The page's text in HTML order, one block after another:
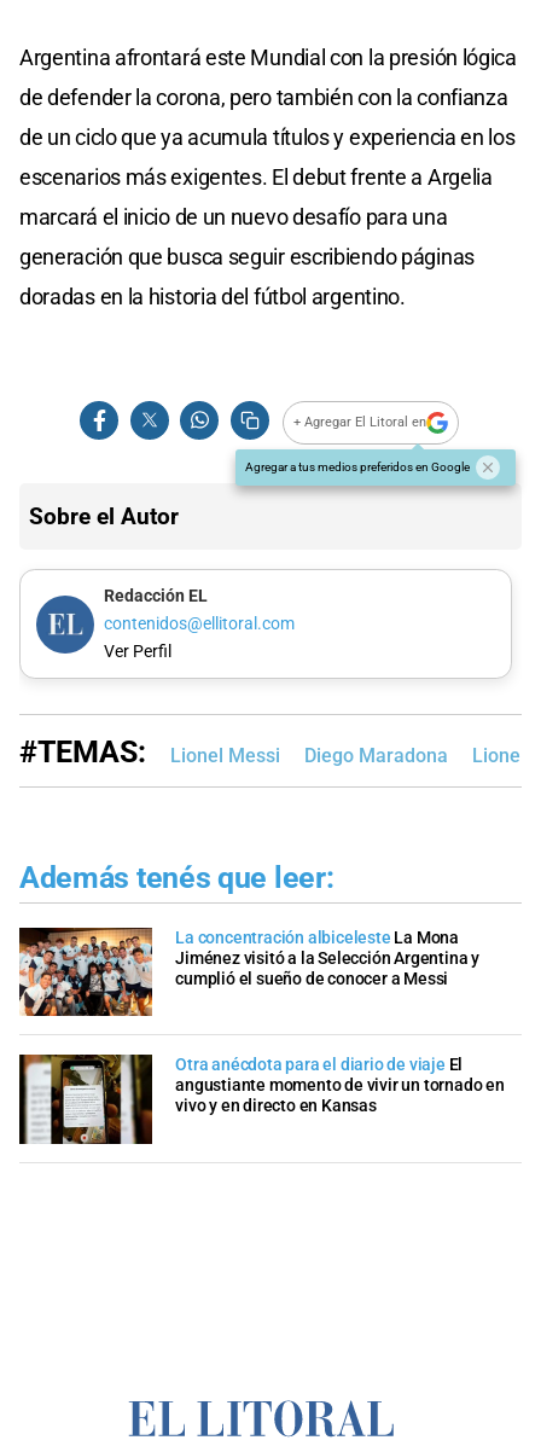
Argentina afrontará este Mundial con la presión lógica
de defender la corona, pero también con la confianza
de un ciclo que ya acumula títulos y experiencia en los
escenarios más exigentes. El debut frente a Argelia
marcará el inicio de un nuevo desafío para una
generación que busca seguir escribiendo páginas
doradas en la historia del fútbol argentino.
+ Agregar El Litoral en
Agregar a tus medios preferidos en Google
Sobre el Autor
Redacción EL
contenidos@ellitoral.com
Ver Perfil
#TEMAS: Lionel Messi Diego Maradona Lionel
Además tenés que leer:
La concentración albiceleste La Mona
Jiménez visitó a la Selección Argentina y
cumplió el sueño de conocer a Messi
Otra anécdota para el diario de viaje El
angustiante momento de vivir un tornado en
vivo y en directo en Kansas